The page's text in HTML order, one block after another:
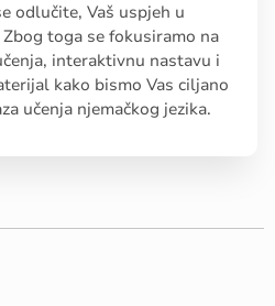
odlučite, Vaš uspjeh u
toga se fokusiramo na
interaktivnu nastavu i
kako bismo Vas ciljano
učenja njemačkog jezika.